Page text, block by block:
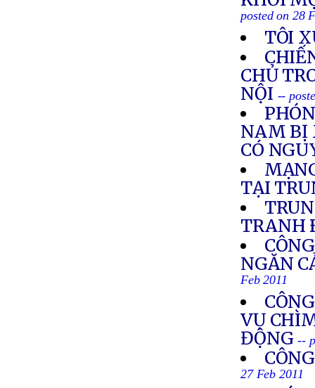
posted on 28
TÔI
CHỦ
NỘI --
NAM BỊ
CÓ
TẠI
TRANH
NGĂN
Feb 2011
VỤ
ĐỘNG --
27 Feb 2011